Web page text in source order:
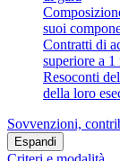
suoi
Contratti di
superiore a
Resoconti
della loro
Sovvenzioni,
Espandi